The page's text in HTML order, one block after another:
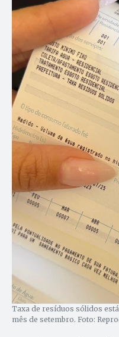
Taxa de resíduos sólidos
mês de setembro. Foto: